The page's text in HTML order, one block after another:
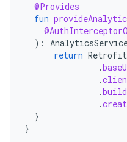
@Provides
fun
):
return Retrofit
.
.
.build
.
}
}